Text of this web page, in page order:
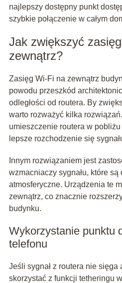
najlepszy dostępny punkt
szybkie połączenie w całym
Jak zwiększyć
zewnątrz?
Zasięg Wi-Fi na zewnątrz
powodu przeszkód
odległości od routera. By
warto rozważyć kilka
umieszczenie routera w
lepsze rozchodzenie się
Innym rozwiązaniem jest
wzmacniaczy sygnału, które
atmosferyczne. Urządzenia te
zewnątrz, co znacznie
budynku.
Wykorzystanie punktu
telefonu
Jeśli sygnał z routera nie sięga
skorzystać z funkcji tetheringu